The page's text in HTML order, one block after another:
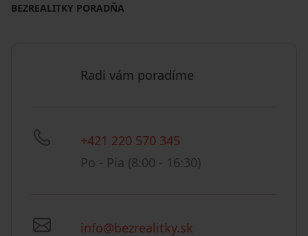
BEZREALITKY PORADŇA
Radi vám poradíme
+421 220 570 345
Po - Pia (8:00 - 16:30)
info@bezrealitky.sk